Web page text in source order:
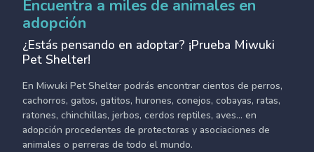
Encuentra a miles de animales en
adopción
¿Estás pensando en adoptar? ¡Prueba Miwuki
Pet Shelter!
En Miwuki Pet Shelter podrás encontrar cientos de perros,
cachorros, gatos, gatitos, hurones, conejos, cobayas, ratas,
ratones, chinchillas, jerbos, cerdos reptiles, aves... en
adopción procedentes de protectoras y asociaciones de
animales o perreras de todo el mundo.